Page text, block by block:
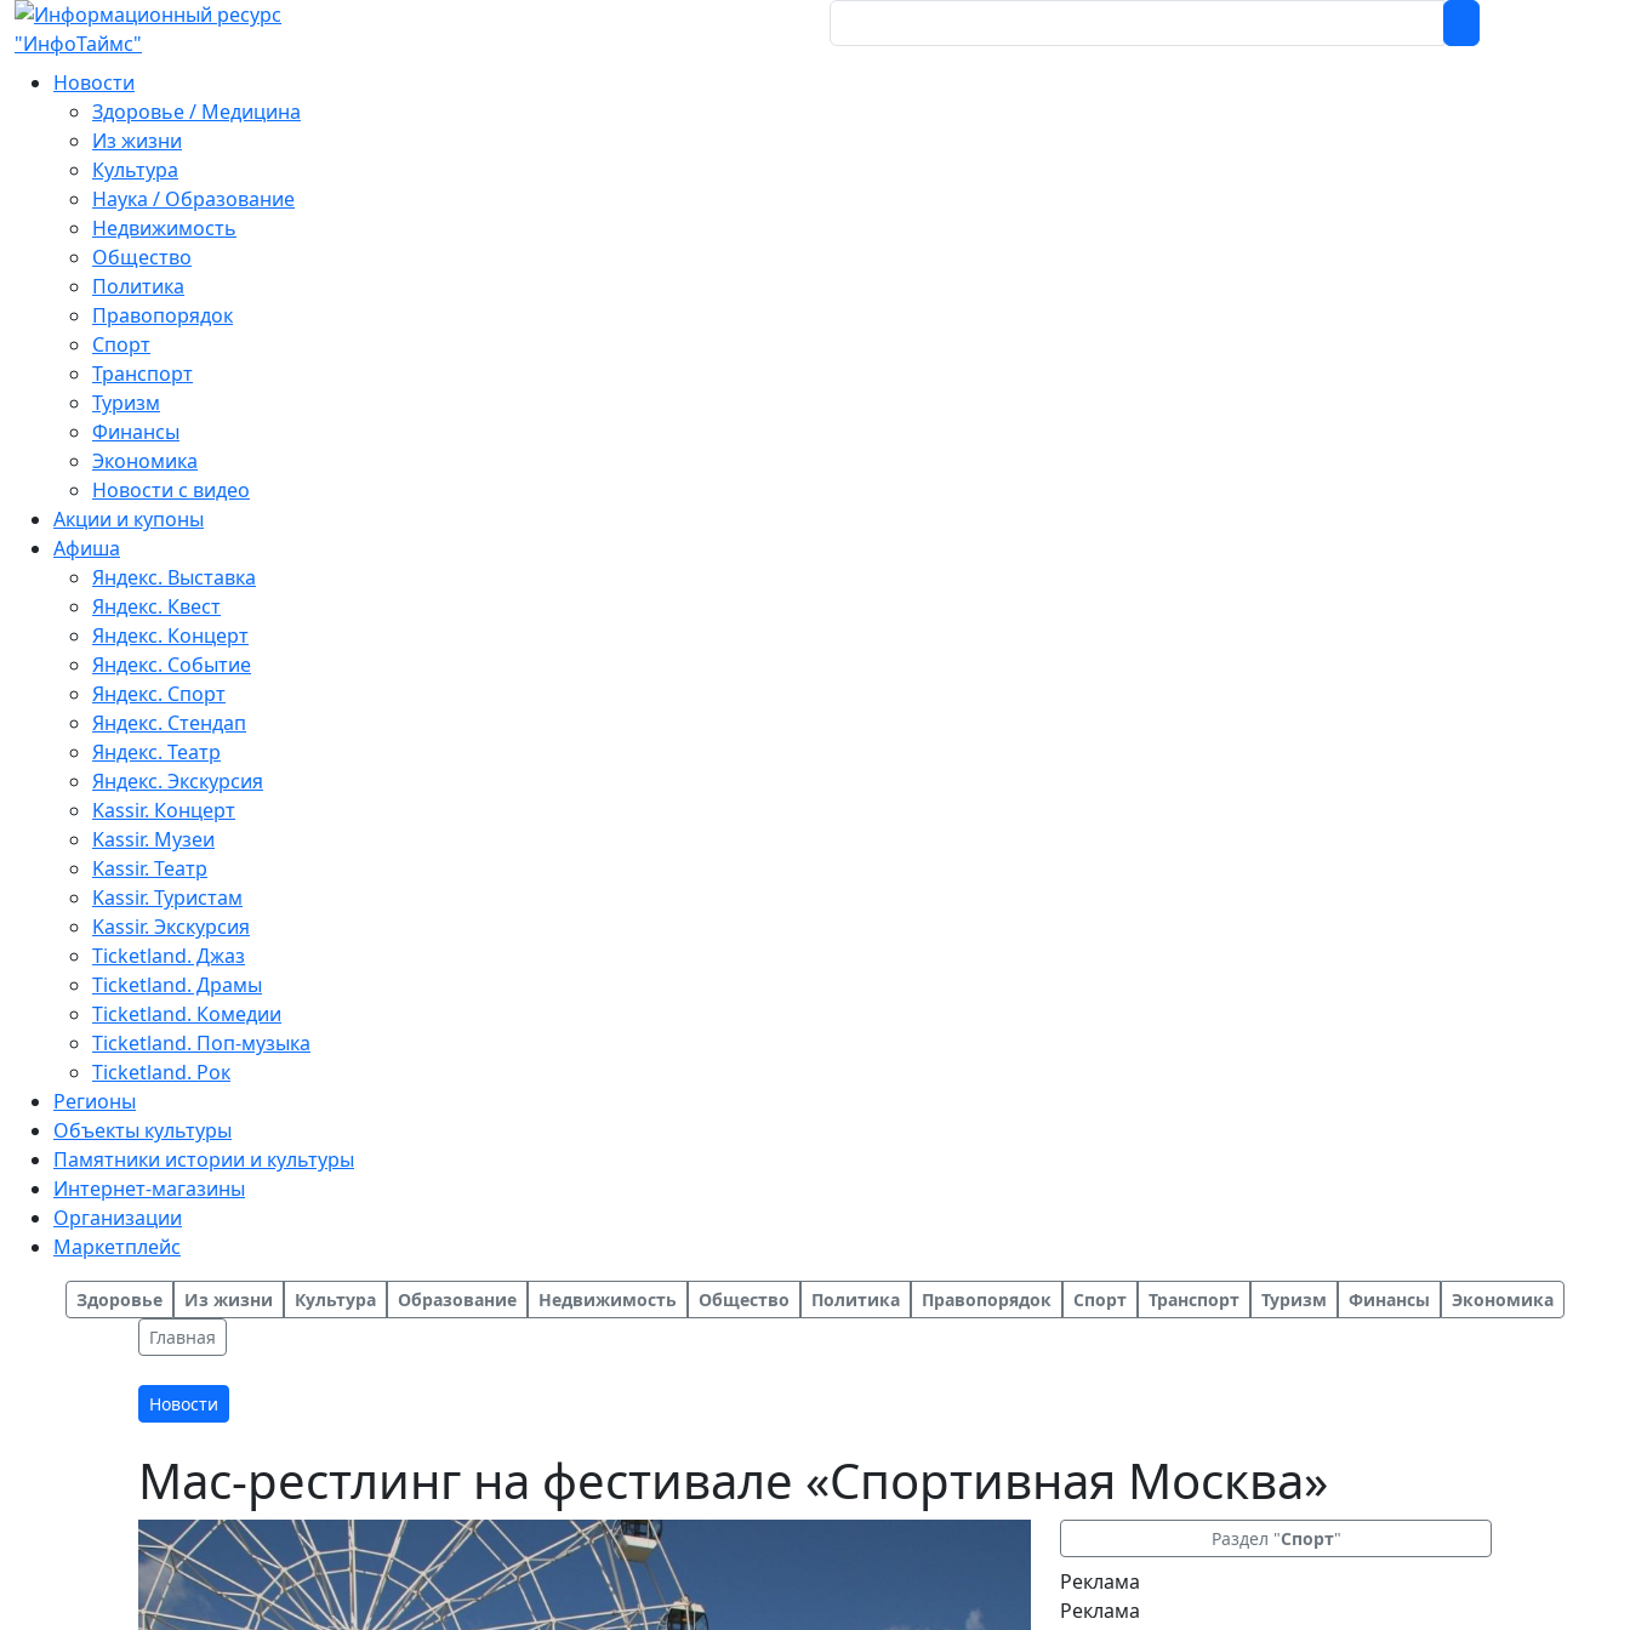
Новости
Здоровье / Медицина
Из жизни
Культура
Наука / Образование
Недвижимость
Общество
Политика
Правопорядок
Спорт
Транспорт
Туризм
Финансы
Экономика
Новости с видео
Акции и купоны
Афиша
Яндекс. Выставка
Яндекс. Квест
Яндекс. Концерт
Яндекс. Событие
Яндекс. Спорт
Яндекс. Стендап
Яндекс. Театр
Яндекс. Экскурсия
Kassir. Концерт
Kassir. Музеи
Kassir. Театр
Kassir. Туристам
Kassir. Экскурсия
Ticketland. Джаз
Ticketland. Драмы
Ticketland. Комедии
Ticketland. Поп-музыка
Ticketland. Рок
Регионы
Объекты культуры
Памятники истории и культуры
Интернет-магазины
Организации
Маркетплейс
Здоровье Из жизни Культура Образование Недвижимость Общество Политика Правопорядок Спорт Транспорт Туризм Финансы
Экономика
Главная
Новости
Мас-рестлинг на фестивале «Спортивная Москва»
Раздел "Спорт"
Реклама
Реклама